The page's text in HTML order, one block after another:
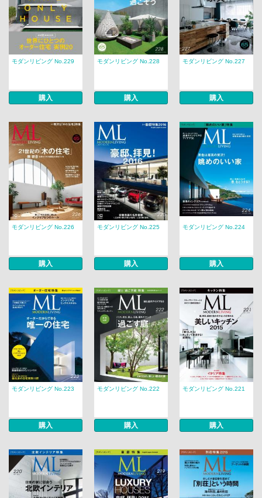
モダンリビング No.229
購入
モダンリビング No.228
購入
モダンリビング No.227
購入
モダンリビング No.226
購入
モダンリビング No.225
購入
モダンリビング No.224
購入
モダンリビング No.223
購入
モダンリビング No.222
購入
モダンリビング No.221
購入